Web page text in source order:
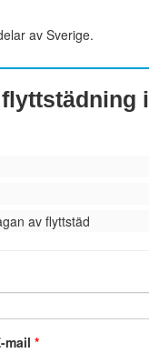
av Sverige.
i
av flyttstäd
mail*